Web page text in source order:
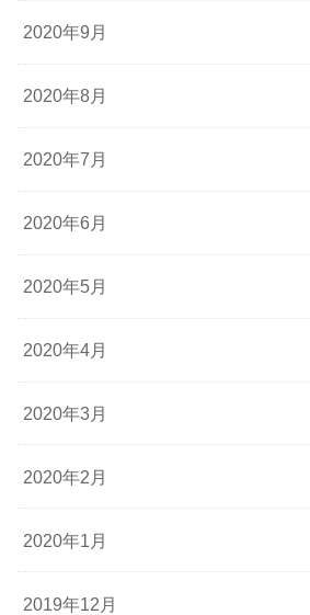
2020年9月
2020年8月
2020年7月
2020年6月
2020年5月
2020年4月
2020年3月
2020年2月
2020年1月
2019年12月